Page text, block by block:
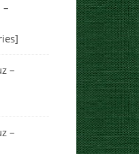
–
–
–